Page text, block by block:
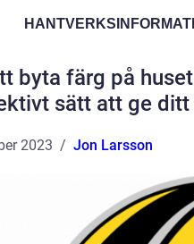
byta färg på
sätt att ge ditt
2023 Jon Larsson